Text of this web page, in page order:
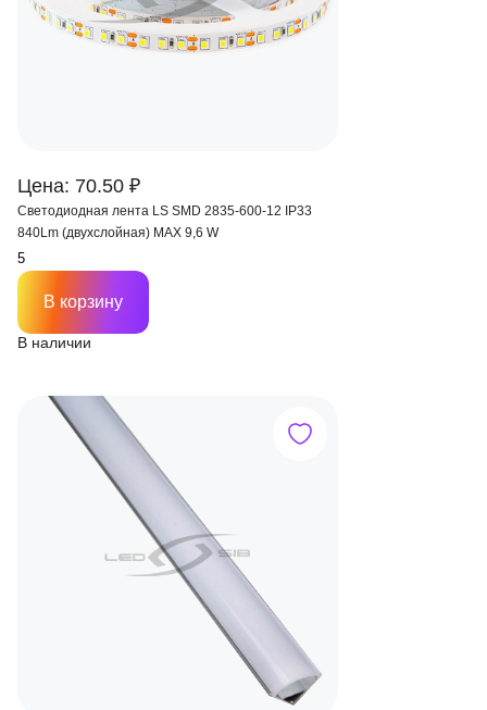
Цена: 70.50 ₽
Светодиодная лента LS SMD 2835-600-12 IP33
840Lm (двухслойная) MAX 9,6 W
В наличии
В корзину